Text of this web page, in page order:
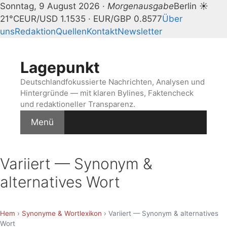
Sonntag, 9 August 2026 · MorgenausgabeBerlin ☀
21°CEUR/USD 1.1535 · EUR/GBP 0.8577Über
unsRedaktionQuellenKontaktNewsletter
springenLagepunkt
Deutschlandfokussierte Nachrichten, Analysen und
Hintergründe — mit klaren Bylines, Faktencheck
und redaktioneller Transparenz.
Menü
Variiert — Synonym &
alternatives Wort
Hem › Synonyme & Wortlexikon › Variiert — Synonym & alternatives
Wort